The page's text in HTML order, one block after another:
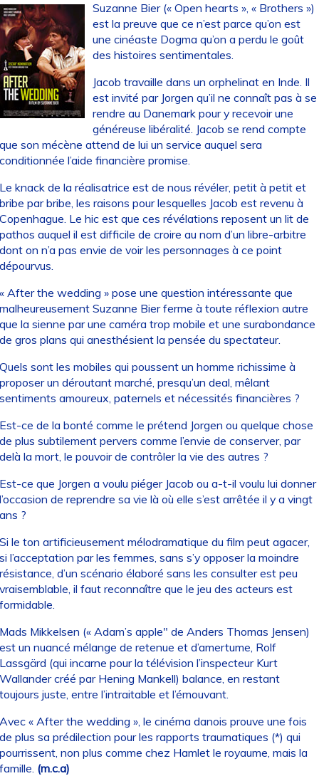
Suzanne Bier (« Open hearts », « Brothers »)
est la preuve que ce n’est parce qu’on est
une cinéaste Dogma qu’on a perdu le goût
des histoires sentimentales.
Jacob travaille dans un orphelinat en Inde. Il
est invité par Jorgen qu’il ne connaît pas à se
rendre au Danemark pour y recevoir une
généreuse libéralité. Jacob se rend compte
son mécène attend de lui un service auquel sera
l’aide financière promise.
knack de la réalisatrice est de nous révéler, petit à petit et
par bribe, les raisons pour lesquelles Jacob est revenu à
Le hic est que ces révélations reposent un lit de
auquel il est difficile de croire au nom d’un libre-arbitre
on n’a pas envie de voir les personnages à ce point
After the wedding » pose une question intéressante que
Suzanne Bier ferme à toute réflexion autre
la sienne par une caméra trop mobile et une surabondance
gros plans qui anesthésient la pensée du spectateur.
sont les mobiles qui poussent un homme richissime à
un déroutant marché, presqu’un deal, mêlant
amoureux, paternels et nécessités financières ?
ce de la bonté comme le prétend Jorgen ou quelque chose
plus subtilement pervers comme l’envie de conserver, par
la mort, le pouvoir de contrôler la vie des autres ?
ce que Jorgen a voulu piéger Jacob ou a-t-il voulu lui donner
de reprendre sa vie là où elle s’est arrêtée il y a vingt
?
le ton artificieusement mélodramatique du film peut agacer,
l’acceptation par les femmes, sans s’y opposer la moindre
d’un scénario élaboré sans les consulter est peu
il faut reconnaître que le jeu des acteurs est
Mikkelsen (« Adam’s apple" de Anders Thomas Jensen)
un nuancé mélange de retenue et d’amertume, Rolf
(qui incarne pour la télévision l’inspecteur Kurt
créé par Hening Mankell) balance, en restant
juste, entre l’intraitable et l’émouvant.
« After the wedding », le cinéma danois prouve une fois
plus sa prédilection pour les rapports traumatiques (*) qui
non plus comme chez Hamlet le royaume, mais la
(m.c.a)